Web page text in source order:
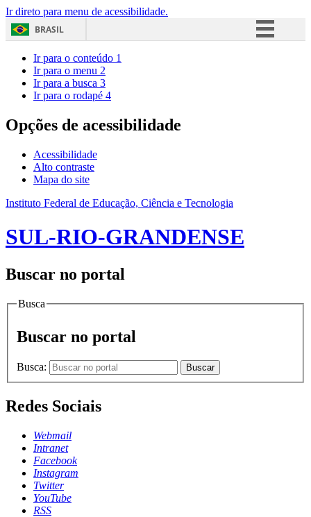
Ir direto para menu de acessibilidade.
BRASIL
Acesso à informação
Ir para o conteúdo 1
Ir para o menu 2
Ir para a busca 3
Ir para o rodapé 4
Opções de acessibilidade
Acessibilidade
Alto contraste
Mapa do site
Instituto Federal de Educação, Ciência e Tecnologia
SUL-RIO-GRANDENSE
Buscar no portal
Busca
Buscar no portal
Busca: Buscar
Redes Sociais
Webmail
Intranet
Facebook
Instagram
Twitter
YouTube
RSS